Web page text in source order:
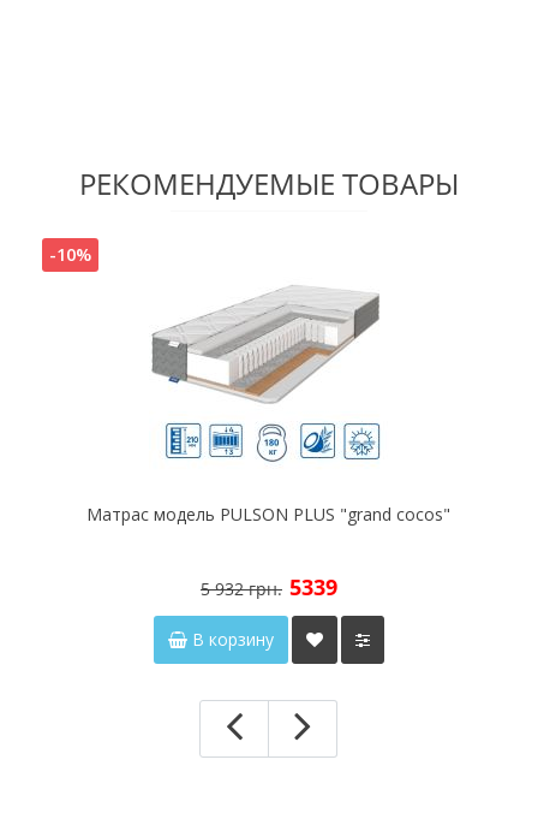
РЕКОМЕНДУЕМЫЕ ТОВАРЫ
-10%
Матрас модель PULSON PLUS "grand cocos"
5 932 грн. 5339
В корзину